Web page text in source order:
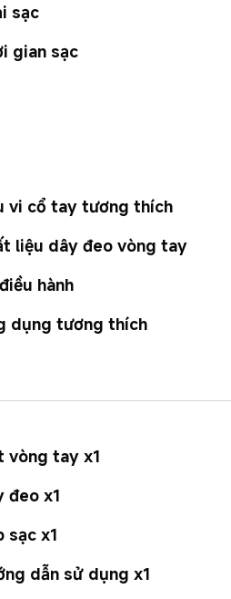
sạc
gian sạc
vi cổ tay tương thích
liệu dây đeo vòng tay
hành
dụng tương thích
vòng tay x1
đeo x1
sạc x1
dẫn sử dụng x1